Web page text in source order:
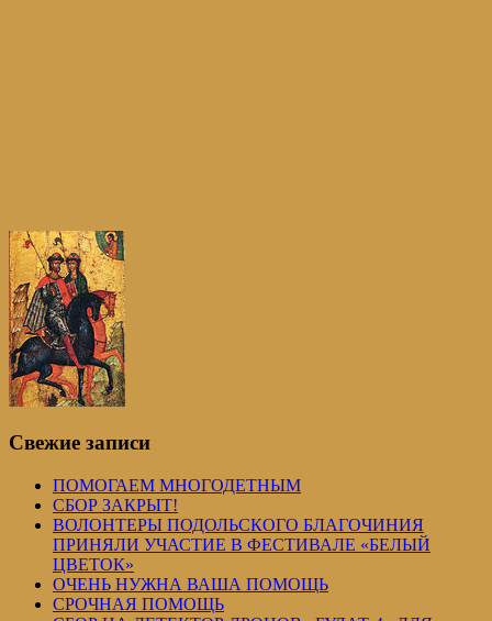
Свежие записи
ПОМОГАЕМ МНОГОДЕТНЫМ
СБОР ЗАКРЫТ!
ВОЛОНТЕРЫ ПОДОЛЬСКОГО БЛАГОЧИНИЯ
ПРИНЯЛИ УЧАСТИЕ В ФЕСТИВАЛЕ «БЕЛЫЙ
ЦВЕТОК»
ОЧЕНЬ НУЖНА ВАША ПОМОЩЬ
СРОЧНАЯ ПОМОЩЬ